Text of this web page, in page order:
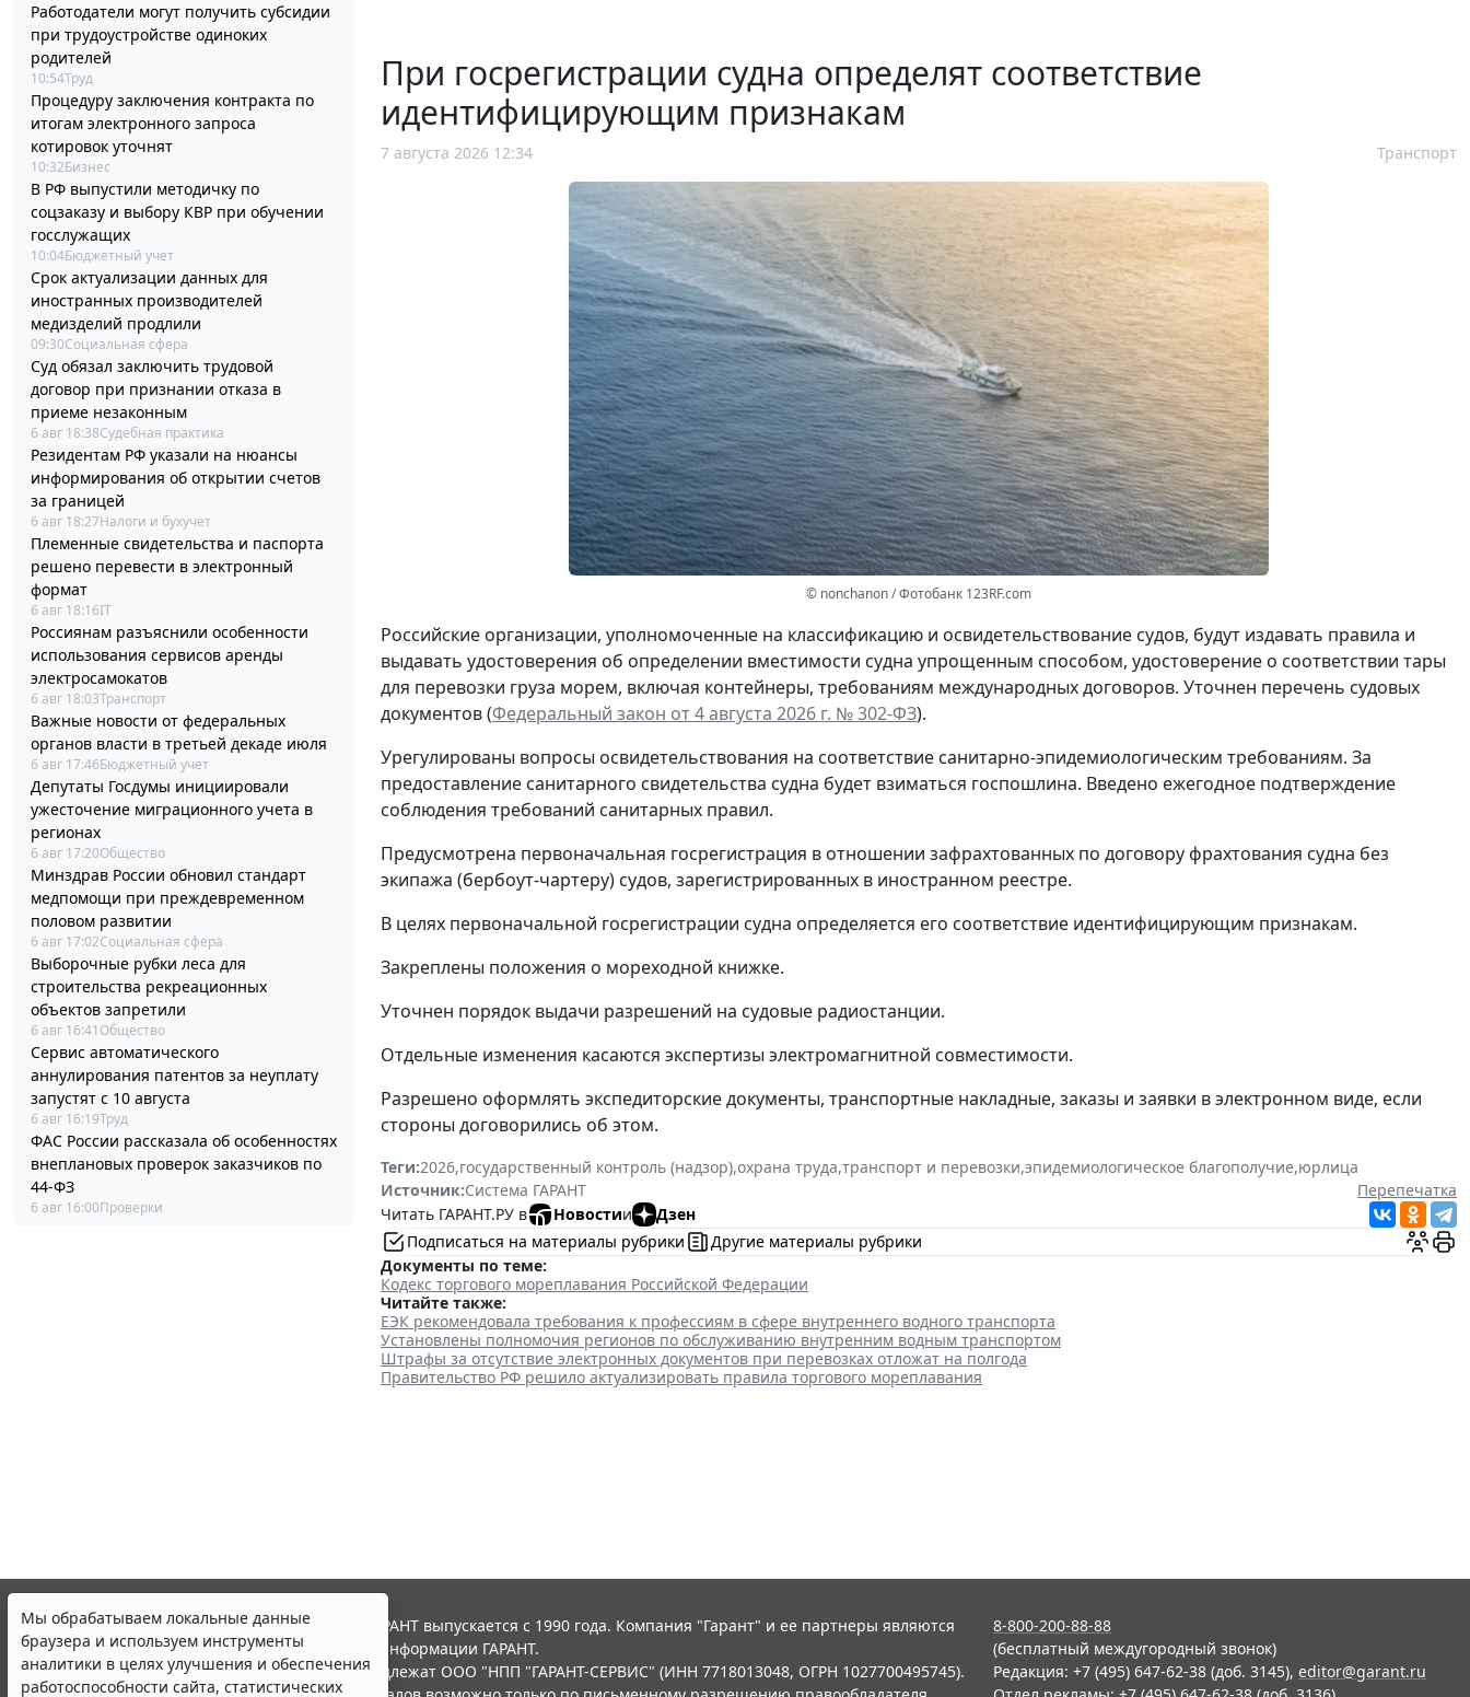
Работодатели могут получить субсидии
при трудоустройстве одиноких
родителей
10:54Труд
Процедуру заключения контракта по
итогам электронного запроса
котировок уточнят
10:32Бизнес
В РФ выпустили методичку по
соцзаказу и выбору КВР при обучении
госслужащих
10:04Бюджетный учет
Срок актуализации данных для
иностранных производителей
медизделий продлили
09:30Социальная сфера
Суд обязал заключить трудовой
договор при признании отказа в
приеме незаконным
6 авг 18:38Судебная практика
Резидентам РФ указали на нюансы
информирования об открытии счетов
за границей
6 авг 18:27Налоги и бухучет
Племенные свидетельства и паспорта
решено перевести в электронный
формат
6 авг 18:16IT
Россиянам разъяснили особенности
использования сервисов аренды
электросамокатов
6 авг 18:03Транспорт
Важные новости от федеральных
органов власти в третьей декаде июля
6 авг 17:46Бюджетный учет
Депутаты Госдумы инициировали
ужесточение миграционного учета в
регионах
6 авг 17:20Общество
Минздрав России обновил стандарт
медпомощи при преждевременном
половом развитии
6 авг 17:02Социальная сфера
Выборочные рубки леса для
строительства рекреационных
объектов запретили
6 авг 16:41 Общество
Сервис автоматического
аннулирования патентов за неуплату
запустят с 10 августа
6 авг 16:19Труд
ФАС России рассказала об особенностях
внеплановых проверок заказчиков по
44-ФЗ
6 авг 16:00Проверки
При госрегистрации судна определят соответствие
идентифицирующим признакам
7 августа 2026 12:34 Транспорт
© nonchanon / Фотобанк 123RF.com
Российские организации, уполномоченные на классификацию и освидетельствование судов, будут издавать правила и
выдавать удостоверения об определении вместимости судна упрощенным способом, удостоверение о соответствии тары
для перевозки груза морем, включая контейнеры, требованиям международных договоров. Уточнен перечень судовых
документов (Федеральный закон от 4 августа 2026 г. № 302-ФЗ).
Урегулированы вопросы освидетельствования на соответствие санитарно-эпидемиологическим требованиям. За
предоставление санитарного свидетельства судна будет взиматься госпошлина. Введено ежегодное подтверждение
соблюдения требований санитарных правил.
Предусмотрена первоначальная госрегистрация в отношении зафрахтованных по договору фрахтования судна без
экипажа (бербоут-чартеру) судов, зарегистрированных в иностранном реестре.
В целях первоначальной госрегистрации судна определяется его соответствие идентифицирующим признакам.
Закреплены положения о мореходной книжке.
Уточнен порядок выдачи разрешений на судовые радиостанции.
Отдельные изменения касаются экспертизы электромагнитной совместимости.
Разрешено оформлять экспедиторские документы, транспортные накладные, заказы и заявки в электронном виде, если
стороны договорились об этом.
Теги:2026,государственный контроль (надзор),охрана труда,транспорт и перевозки,эпидемиологическое благополучие,юрлица
Источник:Система ГАРАНТ
Перепечатка
Читать ГАРАНТ.РУ в
Новостии
Дзен
Подписаться на материалы рубрики
Другие материалы рубрики
Документы по теме:
Кодекс торгового мореплавания Российской Федерации
Читайте также:
ЕЭК рекомендовала требования к профессиям в сфере внутреннего водного транспорта
Установлены полномочия регионов по обслуживанию внутренним водным транспортом
Штрафы за отсутствие электронных документов при перевозках отложат на полгода
Правительство РФ решило актуализировать правила торгового мореплавания
Мы обрабатываем локальные данные
браузера и используем инструменты
аналитики в целях улучшения и обеспечения
работоспособности сайта, статистических
© ООО "НПП "ГАРАНТ-СЕРВИС", 2026. Система ГАРАНТ выпускается с 1990 года. Компания "Гарант" и ее партнеры являются
участниками Российской ассоциации правовой информации ГАРАНТ.
Все права на материалы сайта ГАРАНТ.РУ принадлежат ООО "НПП "ГАРАНТ-СЕРВИС" (ИНН 7718013048, ОГРН 1027700495745).
8-800-200-88-88
(бесплатный междугородный звонок)
Редакция: +7 (495) 647-62-38 (доб. 3145), editor@garant.ru